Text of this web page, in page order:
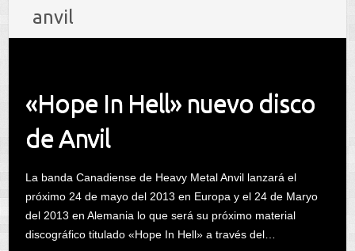
anvil
«Hope In Hell» nuevo disco
de Anvil
La banda Canadiense de Heavy Metal Anvil lanzará el
próximo 24 de mayo del 2013 en Europa y el 24 de Maryo
del 2013 en Alemania lo que será su próximo material
discográfico titulado «Hope In Hell» a través del…